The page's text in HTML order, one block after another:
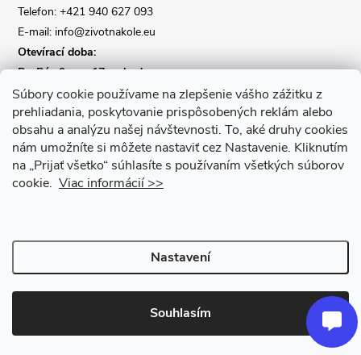
Súbory cookie používame na zlepšenie vášho zážitku z
prehliadania, poskytovanie prispôsobených reklám alebo
obsahu a analýzu našej návštevnosti. To, aké druhy cookies
nám umožníte si môžete nastaviť cez Nastavenie. Kliknutím
na „Prijať všetko“ súhlasíte s používaním všetkých súborov
cookie. Viac informácií >>
Nastavení
Souhlasím
Telefon: +421 940 627 093
E-mail: info@zivotnakole.eu
Otevírací doba:
Po-Pá : 9,oo - 17,oo hod
So : 9,oo - 12,oo | Ne : Zavřeno
Kontaktní formulář
Copyright 2026Život na kole. Všechna práva vyhrazena.Upravit
nastavení cookies